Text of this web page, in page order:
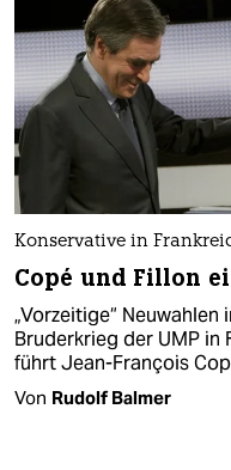
Konservative in
Copé und Fillon
„Vorzeitige“
Bruderkrieg der UMP in
führt Jean-François
Von Rudolf Balmer